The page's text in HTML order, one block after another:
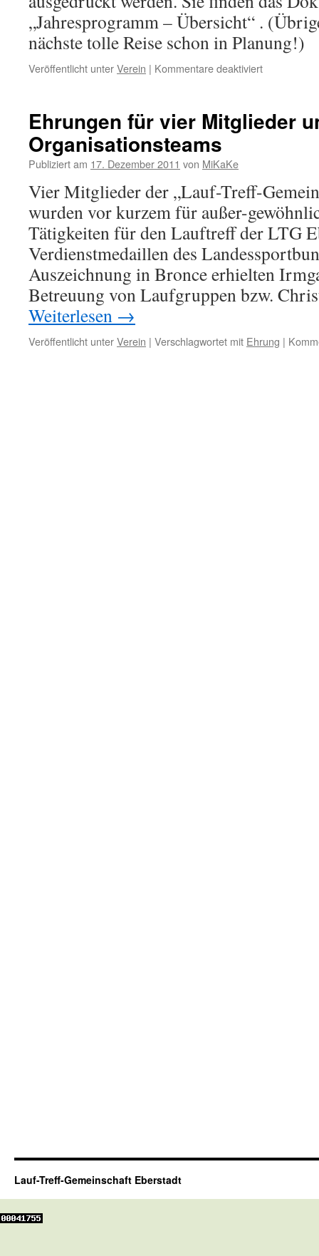
„Jahresprogramm – Übersicht“ .
nächste tolle Reise schon in Planung!)
Veröffentlicht unterVerein | Kommentare deaktiviertfür
Ehrungen für vier Mitglieder
Organisationsteams
Publiziert am 17. Dezember 2011 von MiKaKe
Vier Mitglieder der „Lauf-Treff-
wurden vor kurzem für außer-
Tätigkeiten für den Lauftreff der LTG
Verdienstmedaillen des
Auszeichnung in Bronce erhielten
Betreuung von Laufgruppen bzw.
Weiterlesen →
Veröffentlicht unterVerein | Verschlagwortet mit Ehrung |
Lauf-Treff-Gemeinschaft Eberstadt